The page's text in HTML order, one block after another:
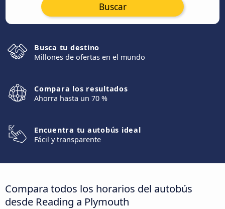
Buscar
Busca tu destino
Millones de ofertas en el mundo
Compara los resultados
Ahorra hasta un 70 %
Encuentra tu autobús ideal
Fácil y transparente
Compara todos los horarios del autobús
desde Reading a Plymouth